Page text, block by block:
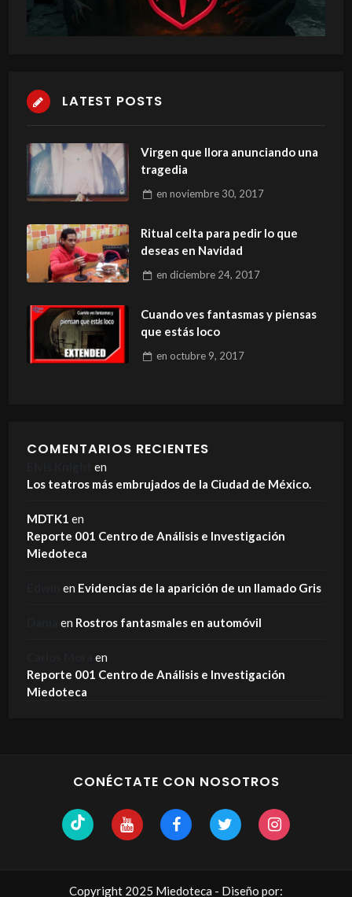
LATEST POSTS
Virgen que llora anunciando una
tragedia
en noviembre 30, 2017
Ritual celta para pedir lo que
deseas en Navidad
en diciembre 24, 2017
Cuando ves fantasmas y piensas
que estás loco
en octubre 9, 2017
COMENTARIOS RECIENTES
en
Los teatros más embrujados de la Ciudad de México.
MDTK1 en
Reporte 001 Centro de Análisis e Investigación
Miedoteca
en Evidencias de la aparición de un llamado Gris
en Rostros fantasmales en automóvil
en
Reporte 001 Centro de Análisis e Investigación
Miedoteca
CONÉCTATE CON NOSOTROS
Copyright 2025 Miedoteca - Diseño por: